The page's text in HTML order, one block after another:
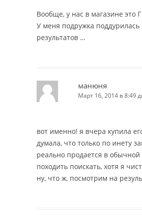
Вообще, у нас в магазине это
У меня подружка поддурилась
результатов …
манюня
Март 16, 2014 в 8:49
вот именно! я вчера купила
думала, что только по инету
реально продается в
походить поискать, хотя я
ну, что ж, посмотрим на